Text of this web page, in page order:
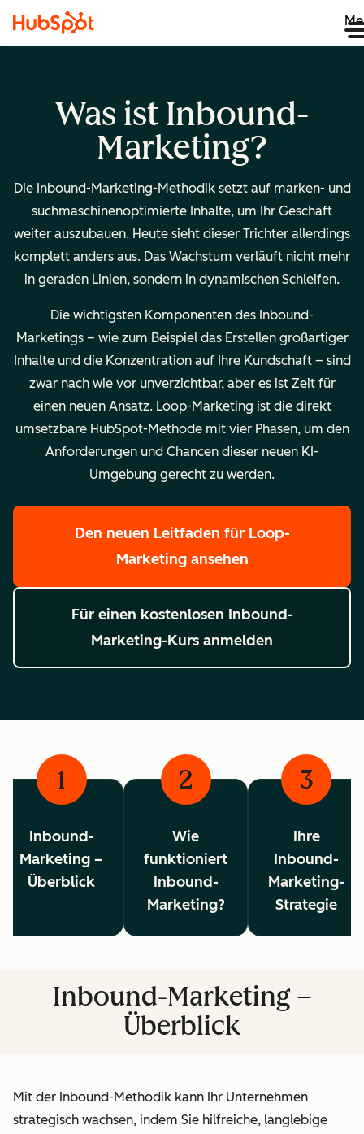
Was ist Inbound-
Marketing?
Die Inbound-Marketing-Methodik setzt auf marken- und
suchmaschinenoptimierte Inhalte, um Ihr Geschäft
weiter auszubauen. Heute sieht dieser Trichter allerdings
komplett anders aus. Das Wachstum verläuft nicht mehr
in geraden Linien, sondern in dynamischen Schleifen.
Die wichtigsten Komponenten des Inbound-
Marketings – wie zum Beispiel das Erstellen großartiger
Inhalte und die Konzentration auf Ihre Kundschaft – sind
zwar nach wie vor unverzichtbar, aber es ist Zeit für
einen neuen Ansatz. Loop-Marketing ist die direkt
umsetzbare HubSpot-Methode mit vier Phasen, um den
Anforderungen und Chancen dieser neuen KI-
Umgebung gerecht zu werden.
Den neuen Leitfaden für Loop-
Marketing ansehen
Für einen kostenlosen Inbound-
Marketing-Kurs anmelden
1
Inbound-
Marketing –
Überblick
2
Wie
funktioniert
Inbound-
Marketing?
3
Ihre
Inbound-
Marketing-
Strategie
Inbound-Marketing –
Überblick
Mit der Inbound-Methodik kann Ihr Unternehmen
strategisch wachsen, indem Sie hilfreiche, langlebige